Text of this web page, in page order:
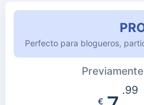
Perfecto para blogueros,
€
.99